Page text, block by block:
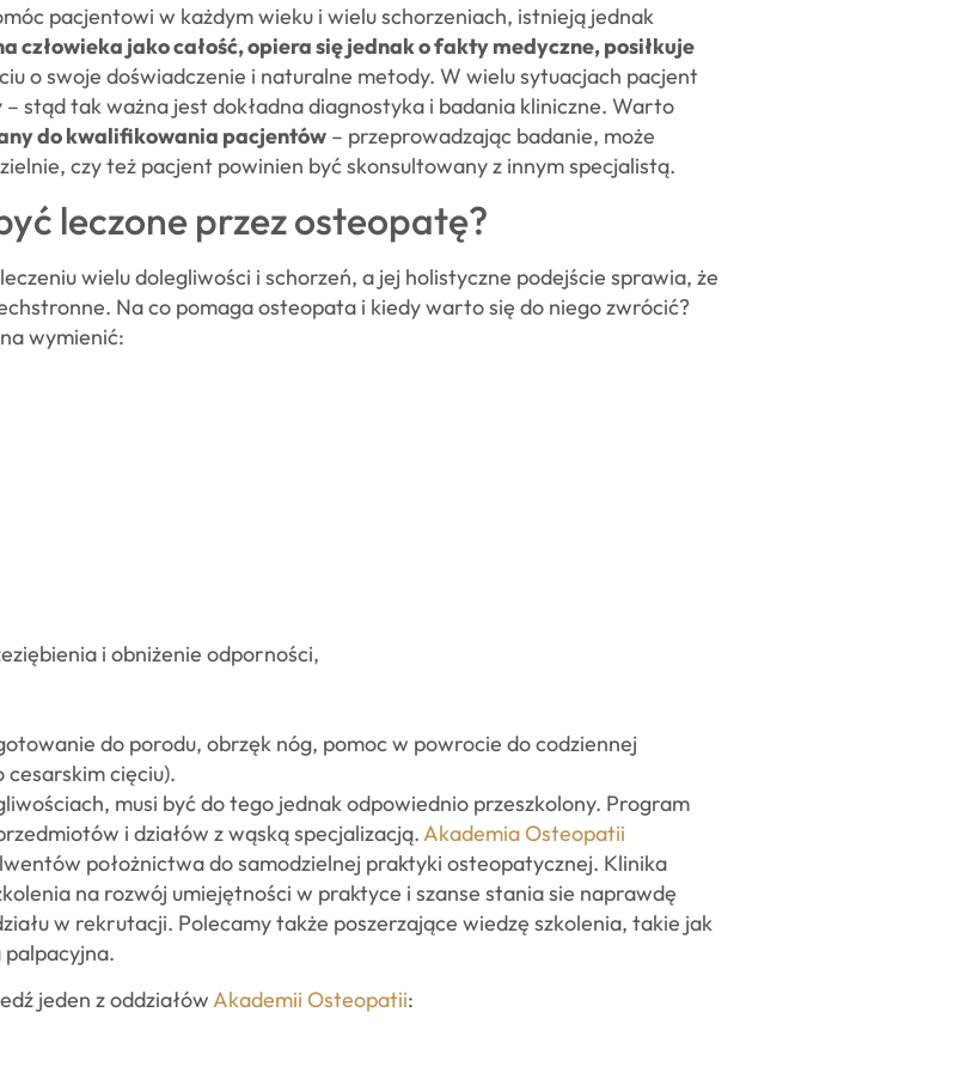
pacjentowi w każdym wieku i wielu schorzeniach, istnieją jednak
człowieka jako całość, opiera się jednak o fakty medyczne, posiłkuje
o swoje doświadczenie i naturalne metody. W wielu sytuacjach pacjent
stąd tak ważna jest dokładna diagnostyka i badania kliniczne. Warto
do kwalifikowania pacjentów – przeprowadzając badanie, może
czy też pacjent powinien być skonsultowany z innym specjalistą.
leczone przez osteopatę?
wielu dolegliwości i schorzeń, a jej holistyczne podejście sprawia, że
Na co pomaga osteopata i kiedy warto się do niego zwrócić?
wymienić:
i obniżenie odporności,
do porodu, obrzęk nóg, pomoc w powrocie do codziennej
cięciu).
musi być do tego jednak odpowiednio przeszkolony. Program
i działów z wąską specjalizacją.Akademia Osteopatii
położnictwa do samodzielnej praktyki osteopatycznej. Klinika
na rozwój umiejętności w praktyce i szanse stania sie naprawdę
w rekrutacji. Polecamy także poszerzające wiedzę szkolenia, takie jak
jeden z oddziałówAkademii Osteopatii: